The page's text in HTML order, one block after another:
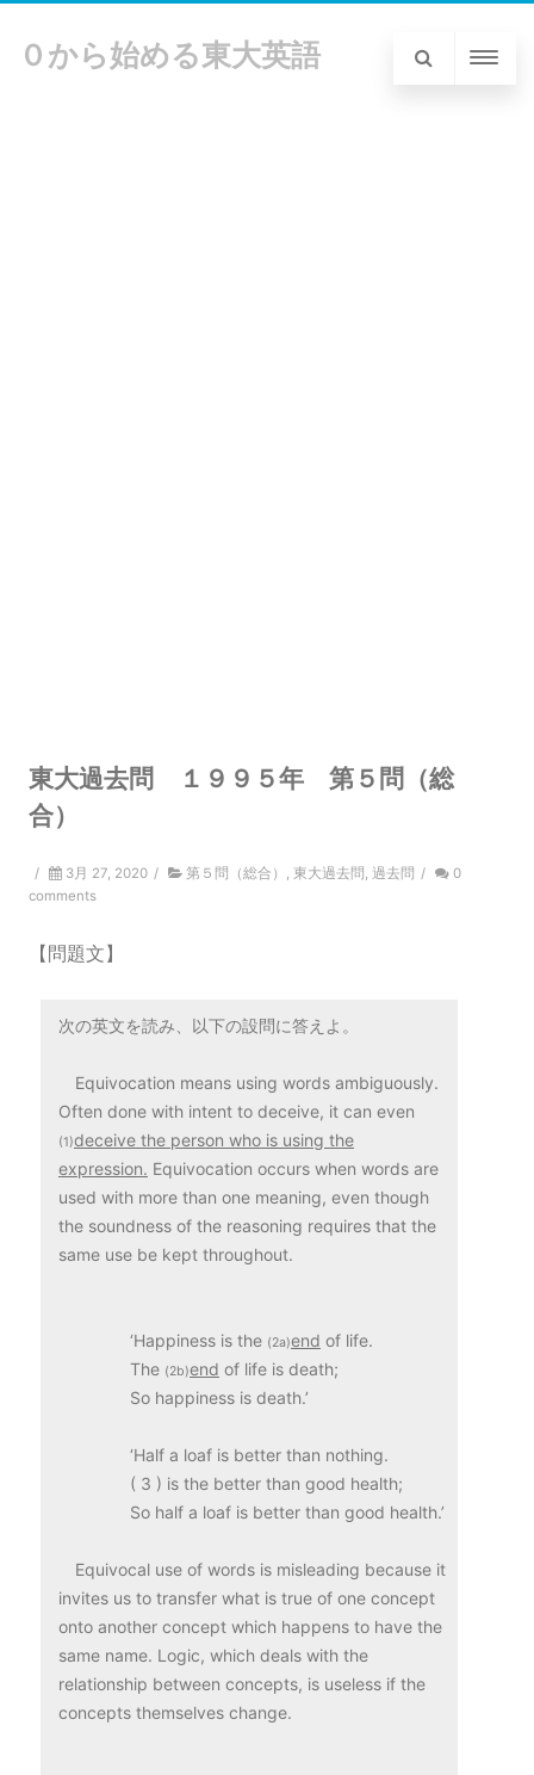
０から始める東大英語
東大過去問 １９９５年 第５問（総
合）
/ 3月 27, 2020 / 第５問（総合） , 東大過去問 , 過去問 /
0
comments
【問題文】
次の英文を読み、以下の設問に答えよ。
Equivocation means using words ambiguously.
Often done with intent to deceive, it can even
(1)deceive the person who is using the
expression. Equivocation occurs when words are
used with more than one meaning, even though
the soundness of the reasoning requires that the
same use be kept throughout.
‘Happiness is the (2a)end of life.
The (2b)end of life is death;
So happiness is death.’
‘Half a loaf is better than nothing.
( 3 ) is the better than good health;
So half a loaf is better than good health.’
Equivocal use of words is misleading because it
invites us to transfer what is true of one concept
onto another concept which happens to have the
same name. Logic, which deals with the
relationship between concepts, is useless if the
concepts themselves change.